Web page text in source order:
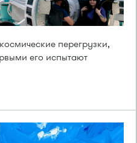
перегрузки,
его испытают